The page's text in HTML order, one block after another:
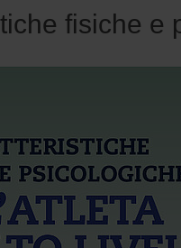
fisiche e